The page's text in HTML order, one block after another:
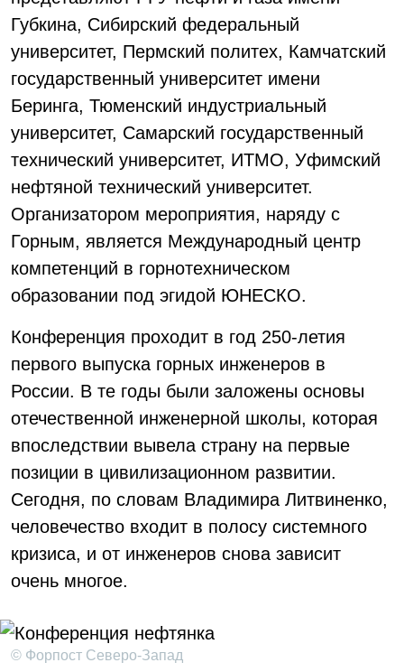
Губкина, Сибирский федеральный
университет, Пермский политех, Камчатский
государственный университет имени
Беринга, Тюменский индустриальный
университет, Самарский государственный
технический университет, ИТМО, Уфимский
нефтяной технический университет.
Организатором мероприятия, наряду с
Горным, является Международный центр
компетенций в горнотехническом
образовании под эгидой ЮНЕСКО.
Конференция проходит в год 250-летия
первого выпуска горных инженеров в
России. В те годы были заложены основы
отечественной инженерной школы, которая
впоследствии вывела страну на первые
позиции в цивилизационном развитии.
Сегодня, по словам Владимира Литвиненко,
человечество входит в полосу системного
кризиса, и от инженеров снова зависит
очень многое.
© Форпост Северо-Запад